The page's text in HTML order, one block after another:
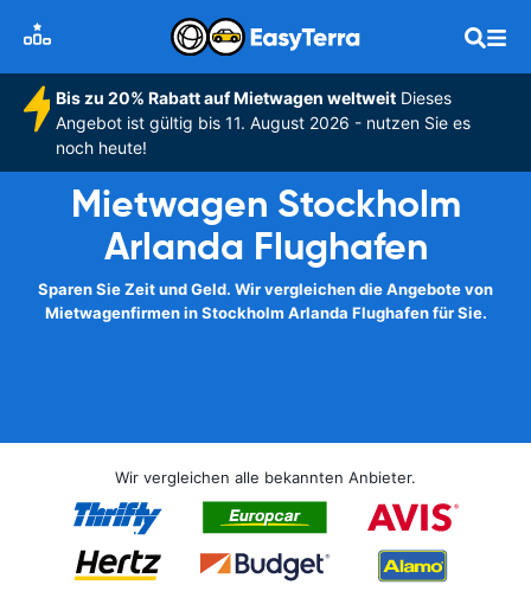
Bis zu 20% Rabatt auf Mietwagen weltweitDieses
Angebot ist gültig bis 11. August 2026 - nutzen Sie es
noch heute!
Mietwagen Stockholm
Arlanda Flughafen
Sparen Sie Zeit und Geld. Wir vergleichen die Angebote von
Mietwagenfirmen in Stockholm Arlanda Flughafen für Sie.
Wir vergleichen alle bekannten Anbieter.